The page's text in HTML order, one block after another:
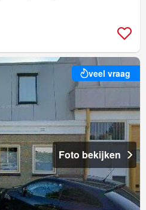
veel vraag
Foto bekijken